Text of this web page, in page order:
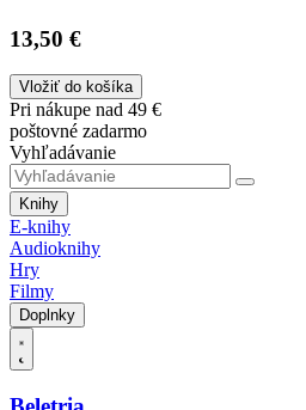
13,50 €
Vložiť do košíka
Pri nákupe nad 49 €
poštovné zadarmo
Vyhľadávanie
Knihy
E-knihy
Audioknihy
Hry
Filmy
Doplnky